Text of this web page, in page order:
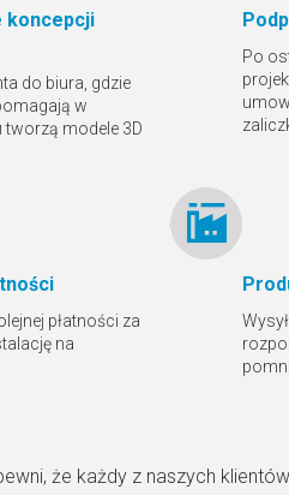
koncepcji
do biura, gdzie
w
modele 3D
Po
płatności za
na
że każdy z naszych